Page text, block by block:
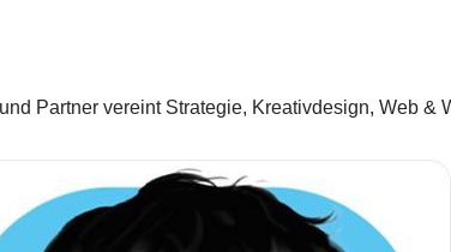
Partner vereint Strategie, Kreativdesign, Web &